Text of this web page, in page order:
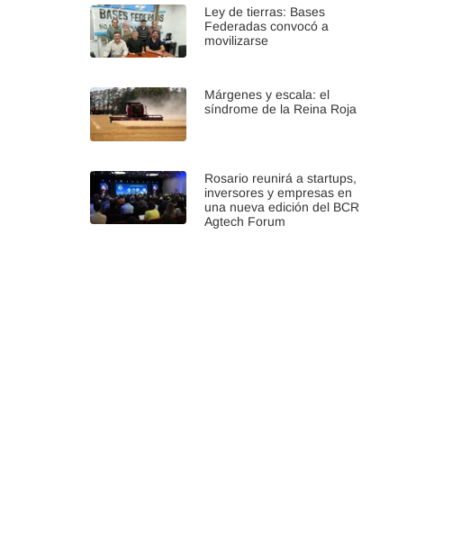
Ley de tierras: Bases
Federadas convocó a
movilizarse
Márgenes y escala: el
síndrome de la Reina Roja
Rosario reunirá a startups,
inversores y empresas en
una nueva edición del BCR
Agtech Forum